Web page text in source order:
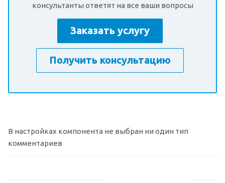
консультанты ответят на все ваши вопросы
Заказать услугу
Получить консультацию
В настройках компонента не выбран ни один тип
комментариев